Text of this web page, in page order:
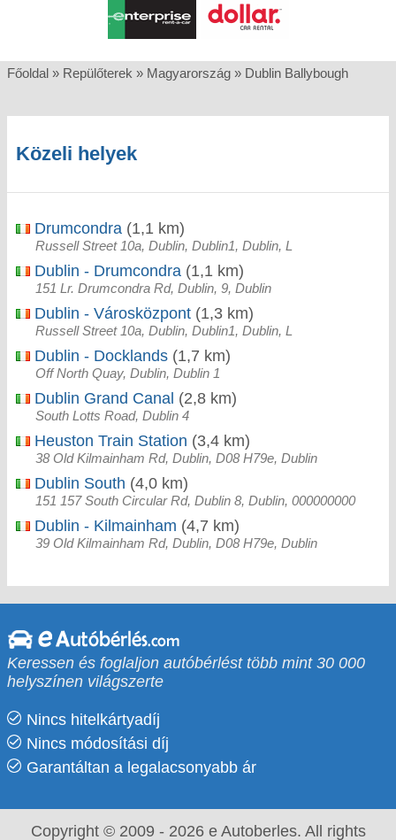
Főoldal » Repülőterek » Magyarország » Dublin Ballybough
Közeli helyek
Drumcondra (1,1 km)
Russell Street 10a, Dublin, Dublin1, Dublin, L
Dublin - Drumcondra (1,1 km)
151 Lr. Drumcondra Rd, Dublin, 9, Dublin
Dublin - Városközpont (1,3 km)
Russell Street 10a, Dublin, Dublin1, Dublin, L
Dublin - Docklands (1,7 km)
Off North Quay, Dublin, Dublin 1
Dublin Grand Canal (2,8 km)
South Lotts Road, Dublin 4
Heuston Train Station (3,4 km)
38 Old Kilmainham Rd, Dublin, D08 H79e, Dublin
Dublin South (4,0 km)
151 157 South Circular Rd, Dublin 8, Dublin, 000000000
Dublin - Kilmainham (4,7 km)
39 Old Kilmainham Rd, Dublin, D08 H79e, Dublin
Keressen és foglaljon autóbérlést több mint 30 000
helyszínen világszerte
Nincs hitelkártyadíj
Nincs módosítási díj
Garantáltan a legalacsonyabb ár
Copyright © 2009 - 2026 e Autoberles. All rights